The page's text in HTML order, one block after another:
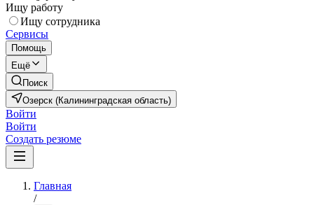
Ищу работу
Ищу сотрудника
Сервисы
Помощь
Ещё
Поиск
Озерск (Калининградская область)
Войти
Войти
Создать резюме
Главная
/